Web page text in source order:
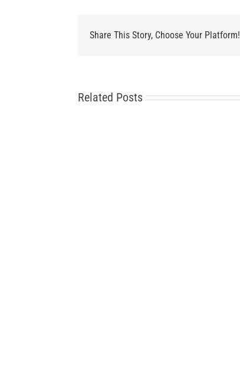
Share This Story, Choose Your Platform!
Related Posts